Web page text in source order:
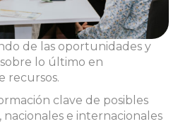
de las oportunidades y
lo último en
recursos.​
clave de posibles
nacionales e internacionales